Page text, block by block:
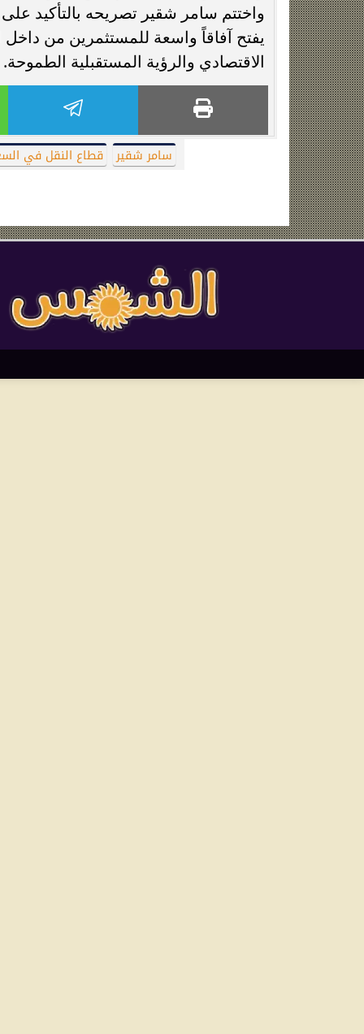
واختتم سامر شقير تصريحه بالتأكيد
يفتح آفاقاً واسعة للمستثمرين من
الاقتصادي والرؤية المستقبلية الطموحة.
سامر شقير قطاع النقل في